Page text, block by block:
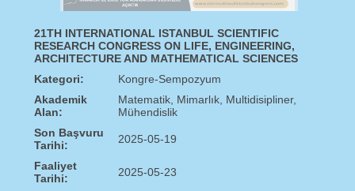
21TH INTERNATIONAL ISTANBUL SCIENTIFIC
RESEARCH CONGRESS ON LIFE, ENGINEERING,
ARCHITECTURE AND MATHEMATICAL SCIENCES
Kategori:
Kongre-Sempozyum
Akademik
Alan:
Matematik, Mimarlık, Multidisipliner,
Mühendislik
Son Başvuru
Tarihi:
2025-05-19
Faaliyet
Tarihi:
2025-05-23